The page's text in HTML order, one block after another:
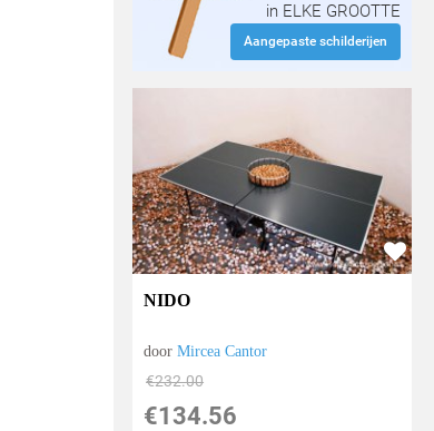
in ELKE GROOTTE
Aangepaste schilderijen
NIDO
doorMircea Cantor
€232.00
€134.56